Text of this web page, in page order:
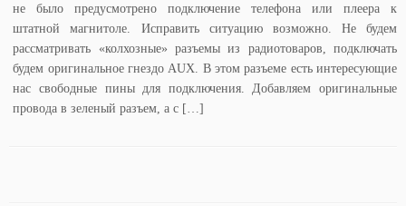
не было предусмотрено подключение телефона или плеера к
штатной магнитоле. Исправить ситуацию возможно. Не будем
рассматривать «колхозные» разъемы из радиотоваров, подключать
будем оригинальное гнездо AUX. В этом разъеме есть интересующие
нас свободные пины для подключения. Добавляем оригинальные
провода в зеленый разъем, а с […]